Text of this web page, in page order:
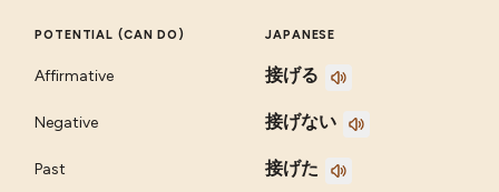
POTENTIAL (CAN DO) JAPANESE
Affirmative 接げる
Negative 接げない
Past 接げた